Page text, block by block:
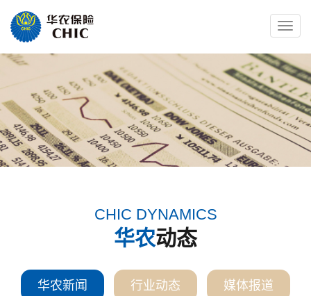
Toggle
CHIC DYNAMICS
华农动态
华农新闻 行业动态 媒体报道